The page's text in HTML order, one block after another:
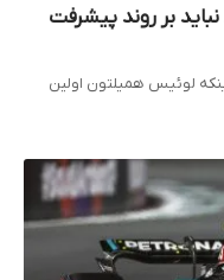
بر روند پیشرفت
لوئیس همیلتون اولین